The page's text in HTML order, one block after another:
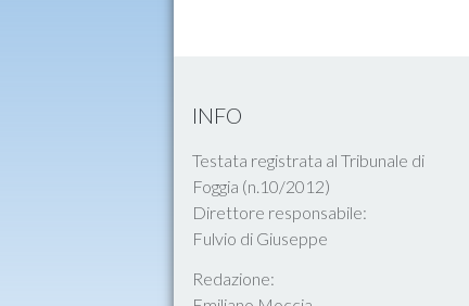
INFO
Testata registrata al Tribunale di
Foggia (n.10/2012)
Direttore responsabile:
Fulvio di Giuseppe
Redazione: